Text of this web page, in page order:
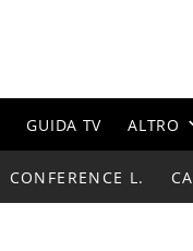
GUIDA TV ALTRO
CONFERENCE L.